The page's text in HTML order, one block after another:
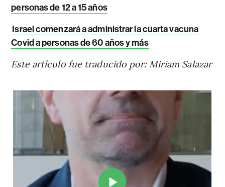
personas de 12 a 15 años
Israel comenzará a administrar la cuarta vacuna
Covid a personas de 60 años y más
Este artículo fue traducido por: Miriam Salazar